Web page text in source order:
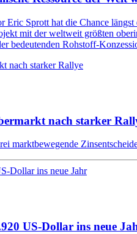
Eric Sprott hat die Chance
mit der weltweit größten
bedeutenden Rohstoff-
nach starker
marktbewegende
US-Dollar ins neue